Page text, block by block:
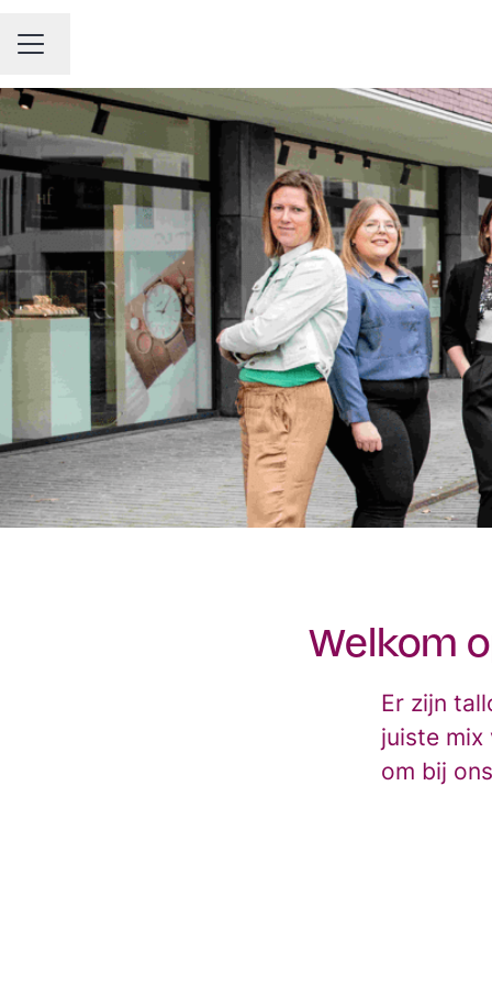
CARRIÈREMENU
Taal wijzigen
Welkom
Er zijn
juiste mix
om bij